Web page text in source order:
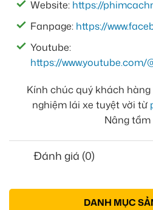
Website: https://
Fanpage: https://
Youtube:
https://www.youtube.com/
Kính chúc quý khách
nghiệm lái xe tuyệt vời từ
Nâng tầm
Đánh giá (0)
DANH MỤC